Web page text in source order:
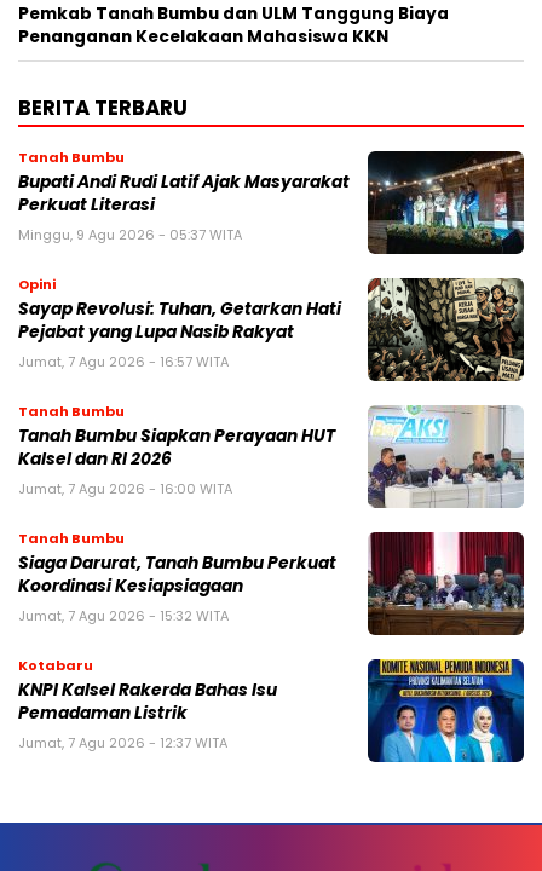
Pemkab Tanah Bumbu dan ULM Tanggung Biaya
Penanganan Kecelakaan Mahasiswa KKN
BERITA TERBARU
Tanah Bumbu
Bupati Andi Rudi Latif Ajak Masyarakat
Perkuat Literasi
Minggu, 9 Agu 2026 - 05:37 WITA
Opini
Sayap Revolusi: Tuhan, Getarkan Hati
Pejabat yang Lupa Nasib Rakyat
Jumat, 7 Agu 2026 - 16:57 WITA
Tanah Bumbu
Tanah Bumbu Siapkan Perayaan HUT
Kalsel dan RI 2026
Jumat, 7 Agu 2026 - 16:00 WITA
Tanah Bumbu
Siaga Darurat, Tanah Bumbu Perkuat
Koordinasi Kesiapsiagaan
Jumat, 7 Agu 2026 - 15:32 WITA
Kotabaru
KNPI Kalsel Rakerda Bahas Isu
Pemadaman Listrik
Jumat, 7 Agu 2026 - 12:37 WITA